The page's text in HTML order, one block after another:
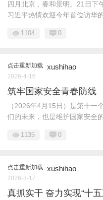
四月北京，春和景明。21日下
习近平热情欢迎今年首位访华的
1104 0
点击重新加载 xushihao
2026-4-16
筑牢国家安全青春防线
（2026年4月15日）是第十一
们的未来，也是维护国家安全
1135 0
点击重新加载 xushihao
2026-3-17
真抓实干 奋力实现“十